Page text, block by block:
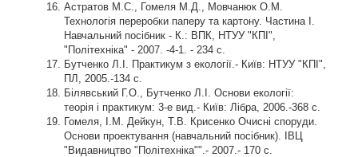
Астратов М.С., Гомеля М.Д., Мовчанюк О.М.
Технологія переробки паперу та картону. Частина І.
Навчальний посібник - К.: ВПК, НТУУ "КПІ",
"Політехніка" - 2007. -4-1. - 234 с.
Бутченко Л.І. Практикум з екології.- Київ: НТУУ "КПІ",
ПЛ, 2005.-134 с.
Білявський Г.О., Бутченко Л.І. Основи екології:
теорія і практикум: 3-е вид.- Київ: Лібра, 2006.-368 с.
Гомеля, І.М. Дейкун, Т.В. Крисенко Очисні споруди.
Основи проектування (навчальний посібник). ІВЦ
"Видавництво "Політехніка"".- 2007.- 170 с.